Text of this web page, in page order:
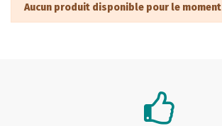
Aucun produit disponible pour le moment